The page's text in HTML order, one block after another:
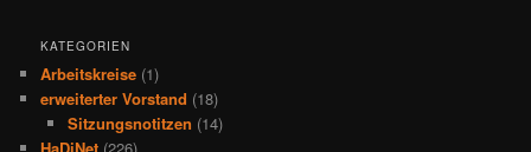
KATEGORIEN
Arbeitskreise (1)
erweiterter Vorstand (18)
Sitzungsnotitzen (14)